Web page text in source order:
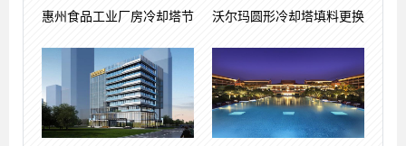
惠州食品工业厂房冷却塔节 沃尔玛圆形冷却塔填料更换